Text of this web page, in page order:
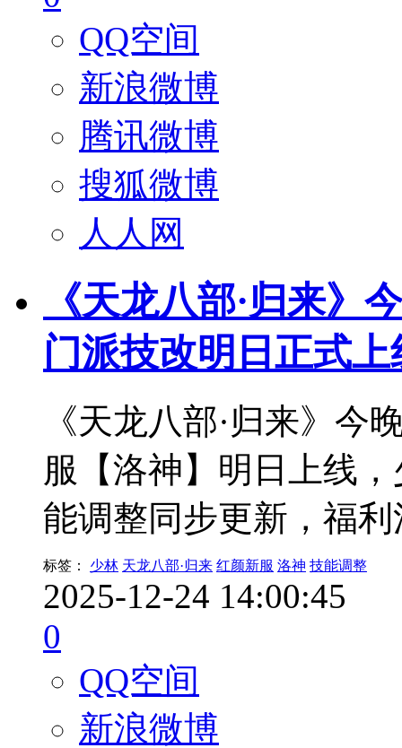
QQ空间
新浪微博
腾讯微博
搜狐微博
人人网
《天龙八部·归来》
门派技改明日正式上
《天龙八部·归来》今
服【洛神】明日上线
能调整同步更新，福
标签： 少林 天龙八部·归来 红颜新服 洛神 技能调整
2025-12-24 14:00:45
0
QQ空间
新浪微博